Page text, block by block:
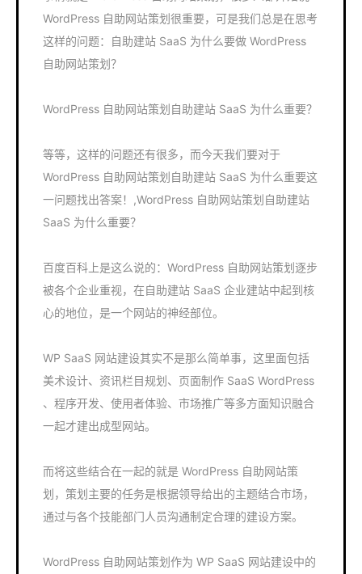
WordPress 自助网站策划很重要，可是我们总是在思考
这样的问题：自助建站 SaaS 为什么要做 WordPress
自助网站策划？
WordPress 自助网站策划自助建站 SaaS 为什么重要？
等等，这样的问题还有很多，而今天我们要对于
WordPress 自助网站策划自助建站 SaaS 为什么重要这
一问题找出答案！,WordPress 自助网站策划自助建站
SaaS 为什么重要？
百度百科上是这么说的：WordPress 自助网站策划逐步
被各个企业重视，在自助建站 SaaS 企业建站中起到核
心的地位，是一个网站的神经部位。
WP SaaS 网站建设其实不是那么简单事，这里面包括
美术设计、资讯栏目规划、页面制作 SaaS WordPress
、程序开发、使用者体验、市场推广等多方面知识融合
一起才建出成型网站。
而将这些结合在一起的就是 WordPress 自助网站策
划，策划主要的任务是根据领导给出的主题结合市场，
通过与各个技能部门人员沟通制定合理的建设方案。
WordPress 自助网站策划作为 WP SaaS 网站建设中的